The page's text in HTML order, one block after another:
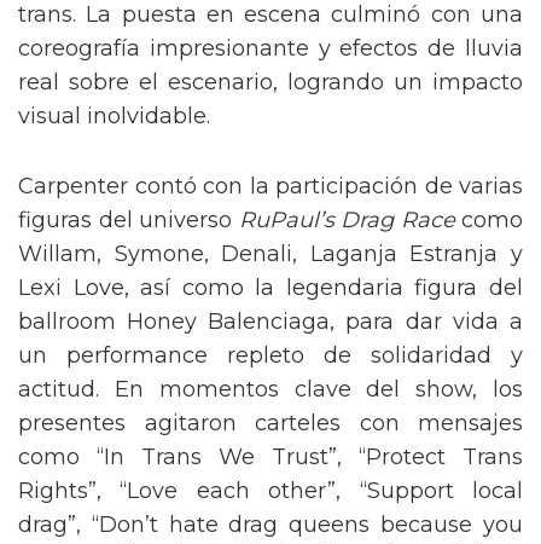
trans. La puesta en escena culminó con una
coreografía impresionante y efectos de lluvia
real sobre el escenario, logrando un impacto
visual inolvidable.
Carpenter contó con la participación de varias
figuras del universo RuPaul’s Drag Racecomo
Willam, Symone, Denali, Laganja Estranja y
Lexi Love, así como la legendaria figura del
ballroom Honey Balenciaga, para dar vida a
un performance repleto de solidaridad y
actitud. En momentos clave del show, los
presentes agitaron carteles con mensajes
como “In Trans We Trust”, “Protect Trans
Rights”, “Love each other”, “Support local
drag”, “Don’t hate drag queens because you